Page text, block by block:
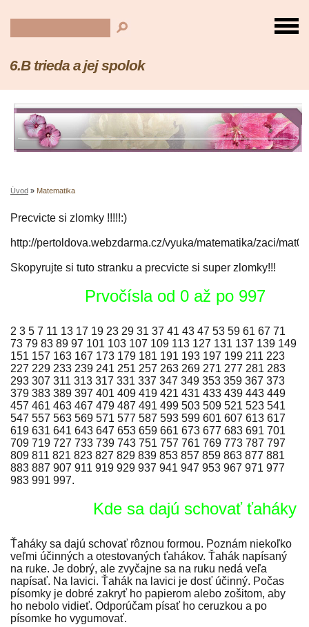
6.B trieda a jej spolok
Úvod » Matematika
Precvicte si zlomky !!!!!:)
http://pertoldova.webzdarma.cz/vyuka/matematika/zaci/
Skopyrujte si tuto stranku a precvicte si super zlomky!!!
Prvočísla od 0 až po 997
2 3 5 7 11 13 17 19 23 29 31 37 41 43 47 53 59 61 67 71
73 79 83 89 97 101 103 107 109 113 127 131 137 139 149
151 157 163 167 173 179 181 191 193 197 199 211 223
227 229 233 239 241 251 257 263 269 271 277 281 283
293 307 311 313 317 331 337 347 349 353 359 367 373
379 383 389 397 401 409 419 421 431 433 439 443 449
457 461 463 467 479 487 491 499 503 509 521 523 541
547 557 563 569 571 577 587 593 599 601 607 613 617
619 631 641 643 647 653 659 661 673 677 683 691 701
709 719 727 733 739 743 751 757 761 769 773 787 797
809 811 821 823 827 829 839 853 857 859 863 877 881
883 887 907 911 919 929 937 941 947 953 967 971 977
983 991 997.
Kde sa dajú schovať ťaháky
Ťaháky sa dajú schovať rôznou formou. Poznám niekoľko
veľmi účinných a otestovaných ťahákov. Ťahák napísaný
na ruke. Je dobrý, ale zvyčajne sa na ruku nedá veľa
napísať. Na lavici. Ťahák na lavici je dosť účinný. Počas
písomky je dobré zakryť ho papierom alebo zošitom, aby
ho nebolo vidieť. Odporúčam písať ho ceruzkou a po
písomke ho vygumovať.